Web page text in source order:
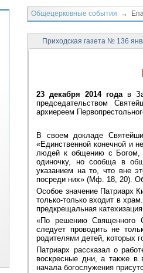
Общецерковные события →
Приходская газета № 136
23 декабря 2014 годав
председательством
архиереем
В своем докладе
«Единственной конечной и
людей к общению с Богом,
одиночку, но сообща в
указанием на то, что вне
посреди них» (Мф. 18, 20).
Особое значение Патриарх
только-только входит в
предкрещальная
«По решению Священного
следует проводить не
родителями детей, которых
Патриарх рассказал о
воскресные дни, а также в
начала богослужения